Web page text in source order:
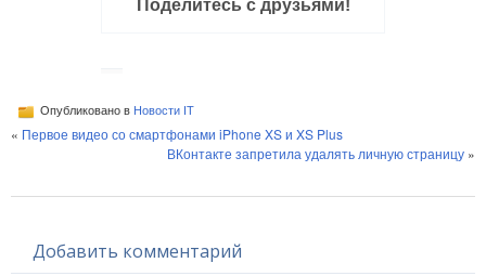
Поделитесь с друзьями!
Опубликовано в Новости IT
« Первое видео со смартфонами iPhone XS и XS Plus
ВКонтакте запретила удалять личную страницу »
Добавить комментарий